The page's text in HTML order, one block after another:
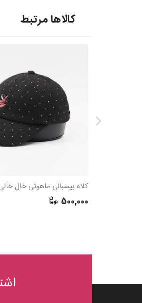
کالاها مرتبط
کلاه بیسبالی ماهوتی خال
500,000